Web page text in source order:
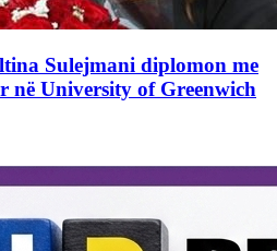
Sulejmani diplomon me
në University of Greenwich